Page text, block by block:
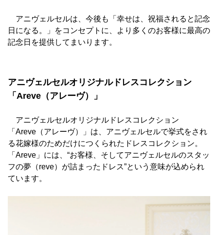
アニヴェルセルは、今後も「幸せは、祝福されると記念
日になる。」をコンセプトに、より多くのお客様に最高の
記念日を提供してまいります。
アニヴェルセルオリジナルドレスコレクション
「Areve（アレーヴ）」
アニヴェルセルオリジナルドレスコレクション
「Areve（アレーヴ）」は、アニヴェルセルで挙式をされ
る花嫁様のためだけにつくられたドレスコレクション。
「Areve」には、“お客様、そしてアニヴェルセルのスタッ
フの夢（reve）が詰まったドレス”という意味が込められ
ています。